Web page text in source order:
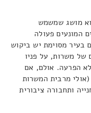
מושג שמשמש
המונעים פעולה
מסוימת יש ביקוש
של משרות, על פניו
הפרעה. אולם, אם
מרבית המשרות
ותחבורה ציבורית